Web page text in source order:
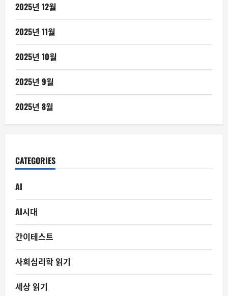
2025년 12월
2025년 11월
2025년 10월
2025년 9월
2025년 8월
CATEGORIES
AI
AI시대
간이테스트
사회심리학 읽기
세상 읽기